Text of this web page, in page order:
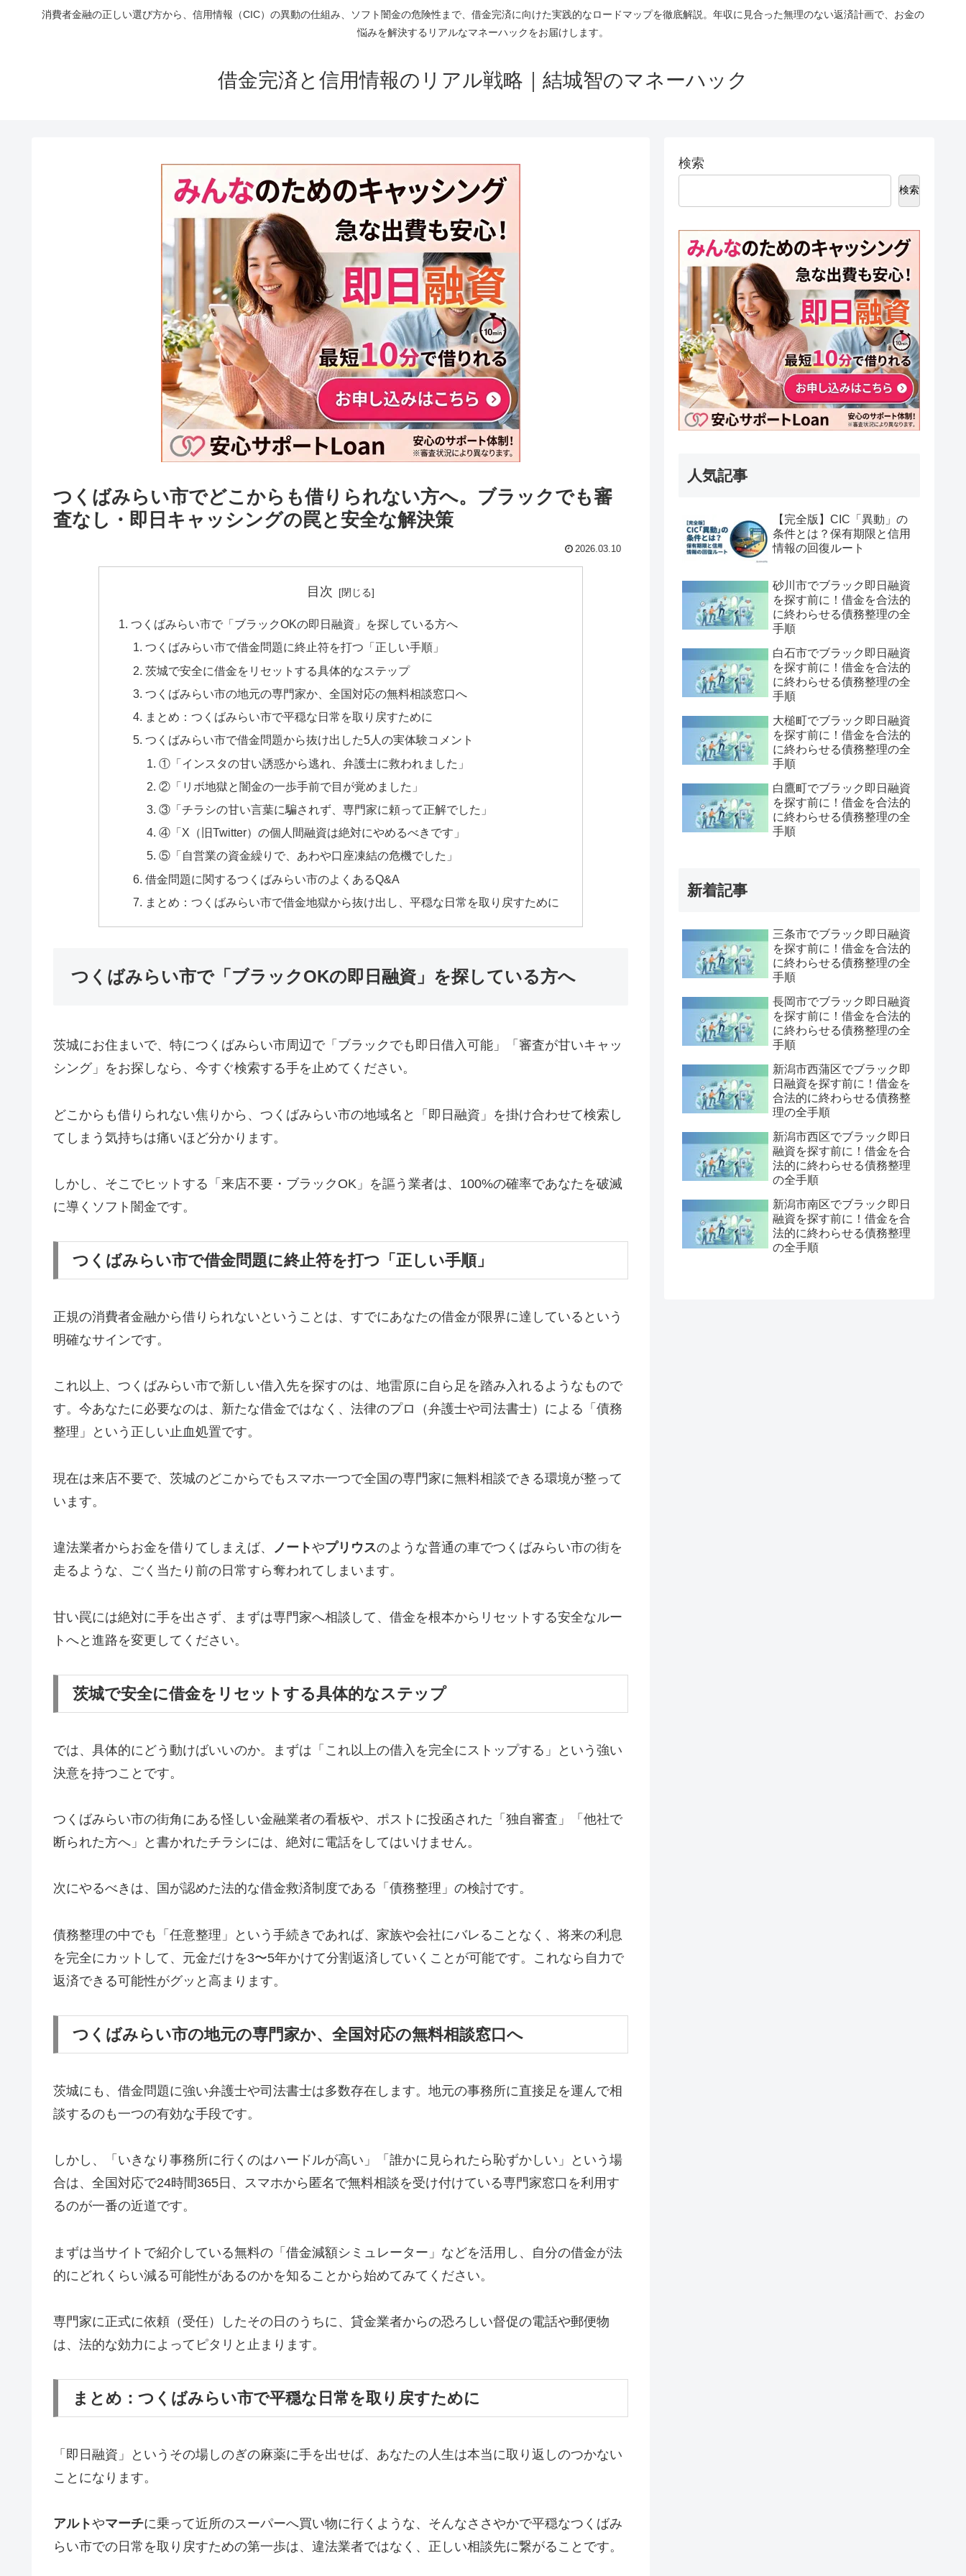
消費者金融の正しい選び方から、信用情報（CIC）の異動の仕組み、ソフト闇金の危険性まで、借金完済に向けた実践的なロードマップを徹底解説。年収に見合った無理のない返済計画で、お金の
悩みを解決するリアルなマネーハックをお届けします。
借金完済と信用情報のリアル戦略｜結城智のマネーハック
つくばみらい市でどこからも借りられない方へ。ブラックでも審
査なし・即日キャッシングの罠と安全な解決策
2026.03.10
目次
つくばみらい市で「ブラックOKの即日融資」を探している方へ
つくばみらい市で借金問題に終止符を打つ「正しい手順」
茨城で安全に借金をリセットする具体的なステップ
つくばみらい市の地元の専門家か、全国対応の無料相談窓口へ
まとめ：つくばみらい市で平穏な日常を取り戻すために
つくばみらい市で借金問題から抜け出した5人の実体験コメント
①「インスタの甘い誘惑から逃れ、弁護士に救われました」
②「リボ地獄と闇金の一歩手前で目が覚めました」
③「チラシの甘い言葉に騙されず、専門家に頼って正解でした」
④「X（旧Twitter）の個人間融資は絶対にやめるべきです」
⑤「自営業の資金繰りで、あわや口座凍結の危機でした」
借金問題に関するつくばみらい市のよくあるQ&A
まとめ：つくばみらい市で借金地獄から抜け出し、平穏な日常を取り戻すために
つくばみらい市で「ブラックOKの即日融資」を探している方へ
茨城にお住まいで、特につくばみらい市周辺で「ブラックでも即日借入可能」「審査が甘いキャッ
シング」をお探しなら、今すぐ検索する手を止めてください。
どこからも借りられない焦りから、つくばみらい市の地域名と「即日融資」を掛け合わせて検索し
てしまう気持ちは痛いほど分かります。
しかし、そこでヒットする「来店不要・ブラックOK」を謳う業者は、100%の確率であなたを破滅
に導くソフト闇金です。
つくばみらい市で借金問題に終止符を打つ「正しい手順」
正規の消費者金融から借りられないということは、すでにあなたの借金が限界に達しているという
明確なサインです。
これ以上、つくばみらい市で新しい借入先を探すのは、地雷原に自ら足を踏み入れるようなもので
す。今あなたに必要なのは、新たな借金ではなく、法律のプロ（弁護士や司法書士）による「債務
整理」という正しい止血処置です。
現在は来店不要で、茨城のどこからでもスマホ一つで全国の専門家に無料相談できる環境が整って
います。
違法業者からお金を借りてしまえば、 ノートやプリウスのような普通の車でつくばみらい市の街を
走るような、ごく当たり前の日常すら奪われてしまいます。
甘い罠には絶対に手を出さず、まずは専門家へ相談して、借金を根本からリセットする安全なルー
トへと進路を変更してください。
茨城で安全に借金をリセットする具体的なステップ
では、具体的にどう動けばいいのか。まずは「これ以上の借入を完全にストップする」という強い
決意を持つことです。
つくばみらい市の街角にある怪しい金融業者の看板や、ポストに投函された「独自審査」「他社で
断られた方へ」と書かれたチラシには、絶対に電話をしてはいけません。
次にやるべきは、国が認めた法的な借金救済制度である「債務整理」の検討です。
債務整理の中でも「任意整理」という手続きであれば、家族や会社にバレることなく、将来の利息
を完全にカットして、元金だけを3〜5年かけて分割返済していくことが可能です。これなら自力で
返済できる可能性がグッと高まります。
つくばみらい市の地元の専門家か、全国対応の無料相談窓口へ
茨城にも、借金問題に強い弁護士や司法書士は多数存在します。地元の事務所に直接足を運んで相
談するのも一つの有効な手段です。
しかし、「いきなり事務所に行くのはハードルが高い」「誰かに見られたら恥ずかしい」という場
合は、全国対応で24時間365日、スマホから匿名で無料相談を受け付けている専門家窓口を利用す
るのが一番の近道です。
まずは当サイトで紹介している無料の「借金減額シミュレーター」などを活用し、自分の借金が法
的にどれくらい減る可能性があるのかを知ることから始めてみてください。
専門家に正式に依頼（受任）したその日のうちに、貸金業者からの恐ろしい督促の電話や郵便物
は、法的な効力によってピタリと止まります。
まとめ：つくばみらい市で平穏な日常を取り戻すために
「即日融資」というその場しのぎの麻薬に手を出せば、あなたの人生は本当に取り返しのつかない
ことになります。
アルトやマーチに乗って近所のスーパーへ買い物に行くような、そんなささやかで平穏なつくばみ
らい市での日常を取り戻すための第一歩は、違法業者ではなく、正しい相談先に繋がることです。
検索
検索
人気記事
【完全版】CIC「異動」の
条件とは？保有期限と信用
情報の回復ルート
砂川市でブラック即日融資
を探す前に！借金を合法的
に終わらせる債務整理の全
手順
白石市でブラック即日融資
を探す前に！借金を合法的
に終わらせる債務整理の全
手順
大槌町でブラック即日融資
を探す前に！借金を合法的
に終わらせる債務整理の全
手順
白鷹町でブラック即日融資
を探す前に！借金を合法的
に終わらせる債務整理の全
手順
新着記事
三条市でブラック即日融資
を探す前に！借金を合法的
に終わらせる債務整理の全
手順
長岡市でブラック即日融資
を探す前に！借金を合法的
に終わらせる債務整理の全
手順
新潟市西蒲区でブラック即
日融資を探す前に！借金を
合法的に終わらせる債務整
理の全手順
新潟市西区でブラック即日
融資を探す前に！借金を合
法的に終わらせる債務整理
の全手順
新潟市南区でブラック即日
融資を探す前に！借金を合
法的に終わらせる債務整理
の全手順